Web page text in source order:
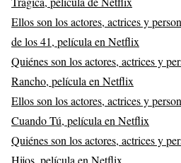
Ellos son los actores, actrices y
de los 41, película en Netflix
Quiénes son los actores, actrices y
Rancho, película en Netflix
Ellos son los actores, actrices y
Cuando Tú, película en Netflix
Quiénes son los actores, actrices y
Hijos, película en Netflix